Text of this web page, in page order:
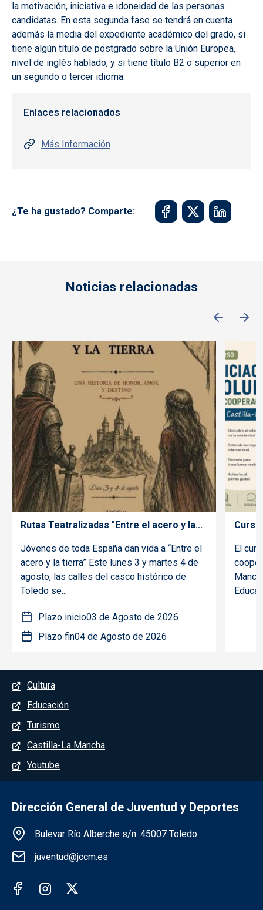
la motivación, iniciativa e idoneidad de las personas
candidatas. En esta segunda fase se tendrá en cuenta
además la media del expediente académico del grado, si
tiene algún título de postgrado sobre la Unión Europea,
nivel de inglés hablado, y si tiene título B2 o superior en
un segundo o tercer idioma.
Enlaces relacionados
Más Información
¿Te ha gustado? Comparte:
Noticias relacionadas
Rutas Teatralizadas "Entre el acero y la...
Jóvenes de toda España dan vida a “Entre el
acero y la tierra” Este lunes 3 y martes 4 de
agosto, las calles del casco histórico de
Toledo se...
Plazo inicio03 de Agosto de 2026
Plazo fin04 de Agosto de 2026
El
Menú del pie
Cultura
Educación
Turismo
Castilla-La Mancha
Youtube
Dirección General de Juventud y Deportes
Información de la institución
Bulevar Río Alberche s/n. 45007 Toledo
juventud@jccm.es
Redes sociales institución